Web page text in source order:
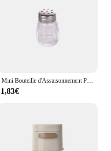
Mini Bouteille d'Assaisonnement Portable, Pot de Sel Perforé Durable, Simple et Transparent, Bouteille d'Épices Domestique
1,83€